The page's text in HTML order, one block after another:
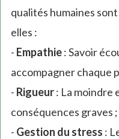
qualités humaines
elles :
- Empathie: Savoir
accompagner chaque
- Rigueur: La moindre
conséquences graves
- Gestion du stress :